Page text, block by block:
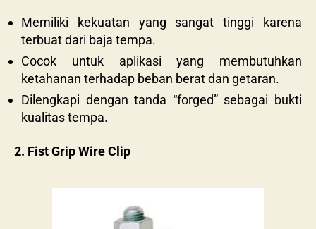
Memiliki kekuatan yang sangat tinggi karena
terbuat dari baja tempa.
Cocok untuk aplikasi yang membutuhkan
ketahanan terhadap beban berat dan getaran.
Dilengkapi dengan tanda “forged” sebagai bukti
kualitas tempa.
2. Fist Grip Wire Clip